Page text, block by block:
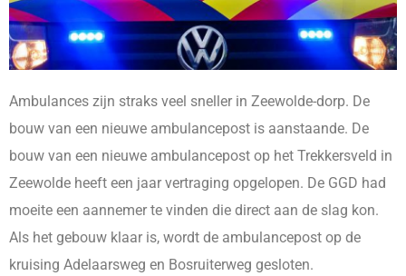
Ambulances zijn straks veel sneller in Zeewolde-dorp. De
bouw van een nieuwe ambulancepost is aanstaande. De
bouw van een nieuwe ambulancepost op het Trekkersveld in
Zeewolde heeft een jaar vertraging opgelopen. De GGD had
moeite een aannemer te vinden die direct aan de slag kon.
Als het gebouw klaar is, wordt de ambulancepost op de
kruising Adelaarsweg en Bosruiterweg gesloten.